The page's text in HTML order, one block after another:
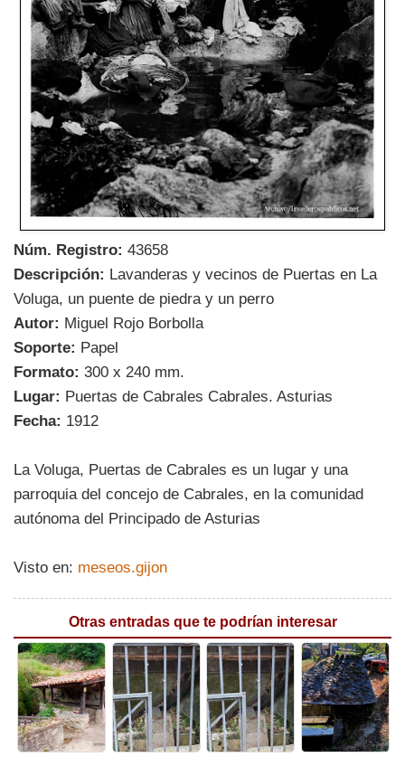
Núm. Registro: 43658
Descripción: Lavanderas y vecinos de Puertas en La
Voluga, un puente de piedra y un perro
Autor: Miguel Rojo Borbolla
Soporte: Papel
Formato: 300 x 240 mm.
Lugar: Puertas de Cabrales Cabrales. Asturias
Fecha: 1912
La Voluga, Puertas de Cabrales es un lugar y una
parroquia del concejo de Cabrales, en la comunidad
autónoma del Principado de Asturias
Visto en: meseos.gijon
Otras entradas que te podrían interesar